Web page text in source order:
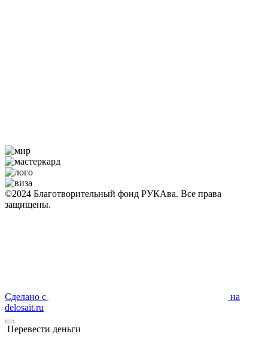
©2024 Благотворительный фонд РУКАва. Все права
защищены.
Сделано с
на
delosait.ru
Перевести деньги